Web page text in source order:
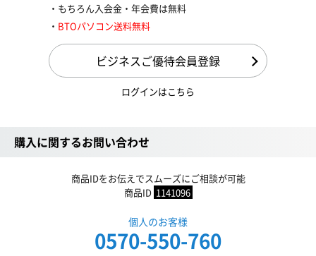
もちろん入会金・年会費は無料
BTOパソコン送料無料
ビジネスご優待会員登録
ログインはこちら
購入に関するお問い合わせ
商品IDをお伝えでスムーズにご相談が可能
商品ID 1141096
個人のお客様
0570-550-760